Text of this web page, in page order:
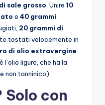
sale grosso . Unire 10
e 40 grammi
20 grammi di
tostati velocemente in
di olio extravergine
ligure, che ha la
non tanninico).
Solo con